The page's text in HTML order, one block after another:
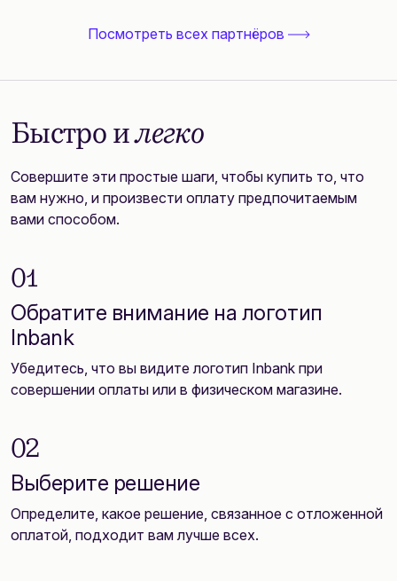
Посмотреть всех партнёров
Быстро илегко
Совершите эти простые шаги, чтобы купить то, что
вам нужно, и произвести оплату предпочитаемым
вами способом.
01
Обратите внимание на логотип
Inbank
Убедитесь, что вы видите логотип Inbank при
совершении оплаты или в физическом магазине.
02
Выберите решение
Определите, какое решение, связанное с отложенной
оплатой, подходит вам лучше всех.